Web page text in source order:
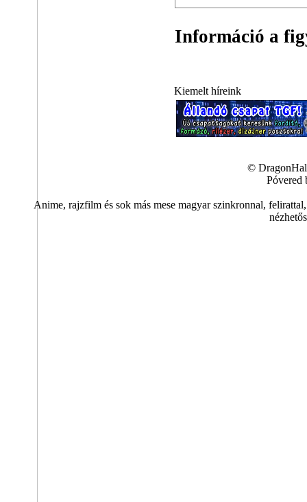
Információ a
Kiemelt híreink
©
Póvered
Anime, rajzfilm és sok más mese magyar szinkronnal,